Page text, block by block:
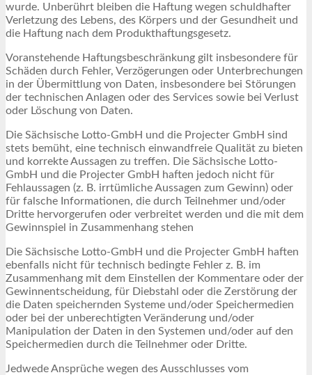
wurde. Unberührt bleiben die Haftung wegen schuldhafter
Verletzung des Lebens, des Körpers und der Gesundheit und
die Haftung nach dem Produkthaftungsgesetz.
Voranstehende Haftungsbeschränkung gilt insbesondere für
Schäden durch Fehler, Verzögerungen oder Unterbrechungen
in der Übermittlung von Daten, insbesondere bei Störungen
der technischen Anlagen oder des Services sowie bei Verlust
oder Löschung von Daten.
Die Sächsische Lotto-GmbH und die Projecter GmbH sind
stets bemüht, eine technisch einwandfreie Qualität zu bieten
und korrekte Aussagen zu treffen. Die Sächsische Lotto-
GmbH und die Projecter GmbH haften jedoch nicht für
Fehlaussagen (z. B. irrtümliche Aussagen zum Gewinn) oder
für falsche Informationen, die durch Teilnehmer und/oder
Dritte hervorgerufen oder verbreitet werden und die mit dem
Gewinnspiel in Zusammenhang stehen
Die Sächsische Lotto-GmbH und die Projecter GmbH haften
ebenfalls nicht für technisch bedingte Fehler z. B. im
Zusammenhang mit dem Einstellen der Kommentare oder der
Gewinnentscheidung, für Diebstahl oder die Zerstörung der
die Daten speichernden Systeme und/oder Speichermedien
oder bei der unberechtigten Veränderung und/oder
Manipulation der Daten in den Systemen und/oder auf den
Speichermedien durch die Teilnehmer oder Dritte.
Jedwede Ansprüche wegen des Ausschlusses vom